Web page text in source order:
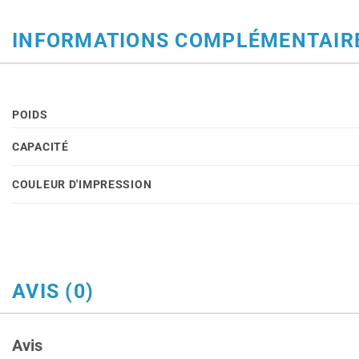
INFORMATIONS
POIDS
CAPACITÉ
COULEUR D'IMPRESSION
AVIS (0)
Avis